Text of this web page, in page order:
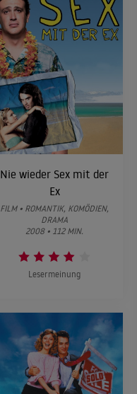
Nie wieder Sex mit der
Ex
FILM • ROMANTIK, KOMÖDIEN,
DRAMA
2008 • 112 MIN.
Lesermeinung